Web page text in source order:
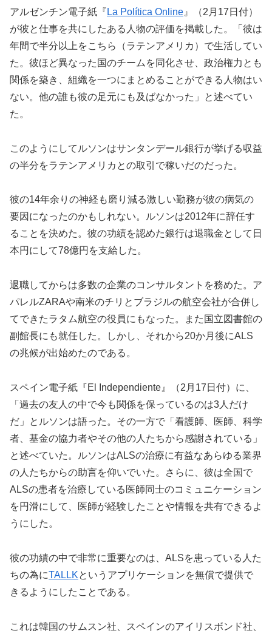
アルゼンチン電子紙『 La Política Online 』（2月17日付）
が彼と仕事を共にしたある人物の評価を掲載した。「彼は
年間で半分以上をこちら（ラテンアメリカ）で生活してい
た。彼ほど異なった国のチームを同化させ、政治権力とも
関係を築き、組織を一つにまとめることができる人物はい
ない。他の誰も彼の足元にも及ばなかった」と述べてい
た。
このようにしてルソンはサンタンデール銀行が挙げる収益
の半分をラテンアメリカとの取引で稼いだのだった。
彼の14年余りの神経も磨り減る激しい勤務が彼の病気の
要因になったのかもしれない。ルソンは2012年に辞任す
ることを決めた。彼の功績を認めた銀行は退職金として日
本円にして78億円を支給した。
退職してからは多数の企業のコンサルタントを務めた。ア
パレルZARAや南米のチリとブラジルの航空会社が合併し
てできたラタム航空の役員にもなった。また国立図書館の
副館長にも就任した。しかし、それから20か月後にALS
の兆候が出始めたのである。
スペイン電子紙『El Independiente』（2月17日付）に、
「過去の友人の中で今も関係を保っているのは3人だけ
だ」とルソンは語った。その一方で「看護師、医師、科学
者、基金の協力者やその他の人たちから感謝されている」
と述べていた。ルソンはALSの治療に有益なあらゆる業界
の人たちからの助言を仰いでいた。さらに、彼は全国で
ALSの患者を治療している医師同士のコミュニケーション
を円滑にして、医師が経験したことや情報を共有できるよ
うにした。
彼の功績の中で非常に重要なのは、ALSを患っている人た
ちの為にTALLKというアプリケーションを無償で提供で
きるようにしたことである。
これは韓国のサムスン社、スペインのアイリスボンド社、